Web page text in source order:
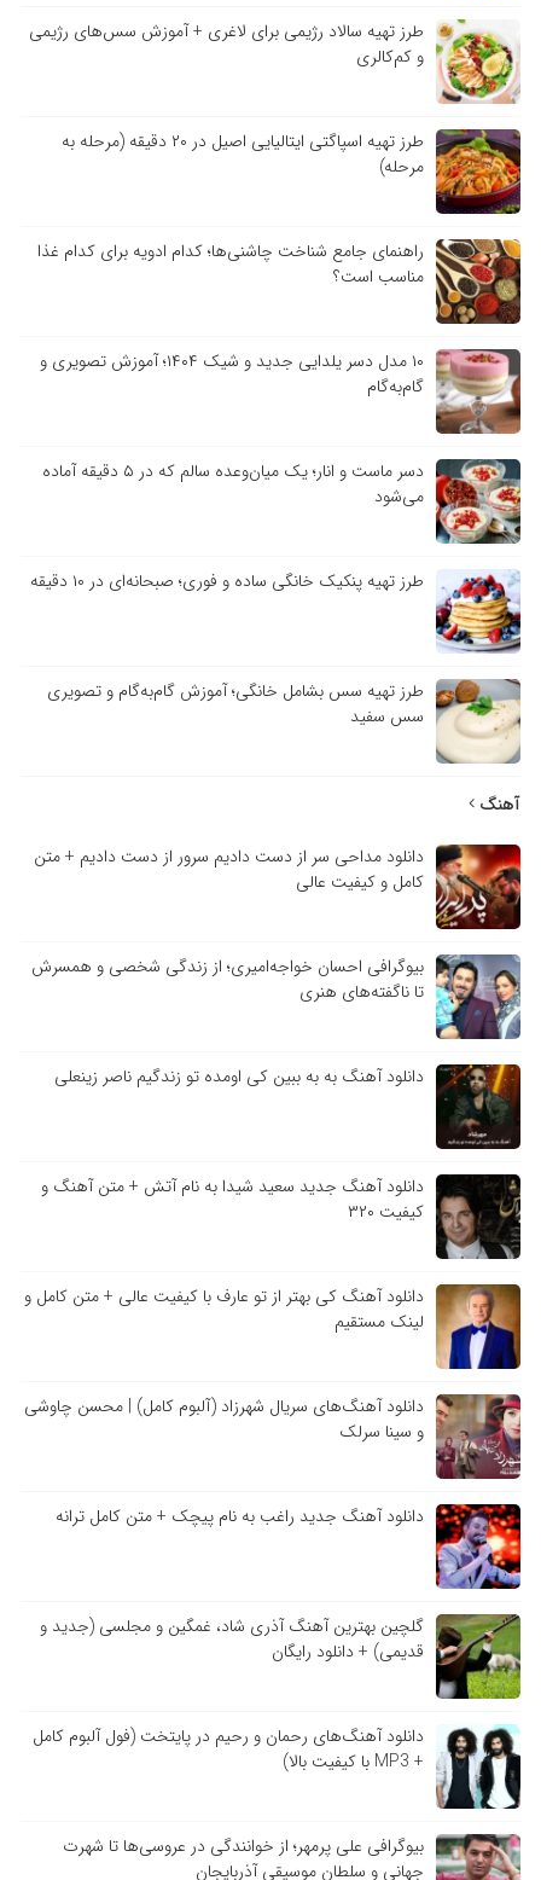
طرز تهیه سالاد رژیمی برای لاغری + آموزش سس‌های رژیمی
و کم‌کالری
طرز تهیه اسپاگتی ایتالیایی اصیل در ۲۰ دقیقه (مرحله به
مرحله)
راهنمای جامع شناخت چاشنی‌ها؛ کدام ادویه برای کدام غذا
مناسب است؟
۱۰ مدل دسر یلدایی جدید و شیک ۱۴۰۴؛ آموزش تصویری و
گام‌به‌گام
دسر ماست و انار؛ یک میان‌وعده سالم که در ۵ دقیقه آماده
می‌شود
طرز تهیه پنکیک خانگی ساده و فوری؛ صبحانه‌ای در ۱۰ دقیقه
طرز تهیه سس بشامل خانگی؛ آموزش گام‌به‌گام و تصویری
سس سفید
آهنگ
دانلود مداحی سر از دست دادیم سرور از دست دادیم + متن
کامل و کیفیت عالی
بیوگرافی احسان خواجه‌امیری؛ از زندگی شخصی و همسرش
تا ناگفته‌های هنری
دانلود آهنگ به به ببین کی اومده تو زندگیم ناصر زینعلی
دانلود آهنگ جدید سعید شیدا به نام آتش + متن آهنگ و
کیفیت ۳۲۰
دانلود آهنگ کی بهتر از تو عارف با کیفیت عالی + متن کامل و
لینک مستقیم
دانلود آهنگ‌های سریال شهرزاد (آلبوم کامل) | محسن چاوشی
و سینا سرلک
دانلود آهنگ جدید راغب به نام پیچک + متن کامل ترانه
گلچین بهترین آهنگ آذری شاد، غمگین و مجلسی (جدید و
قدیمی) + دانلود رایگان
دانلود آهنگ‌های رحمان و رحیم در پایتخت (فول آلبوم کامل
+ MP3 با کیفیت بالا)
بیوگرافی علی پرمهر؛ از خوانندگی در عروسی‌ها تا شهرت
جهانی و سلطان موسیقی آذربایجان